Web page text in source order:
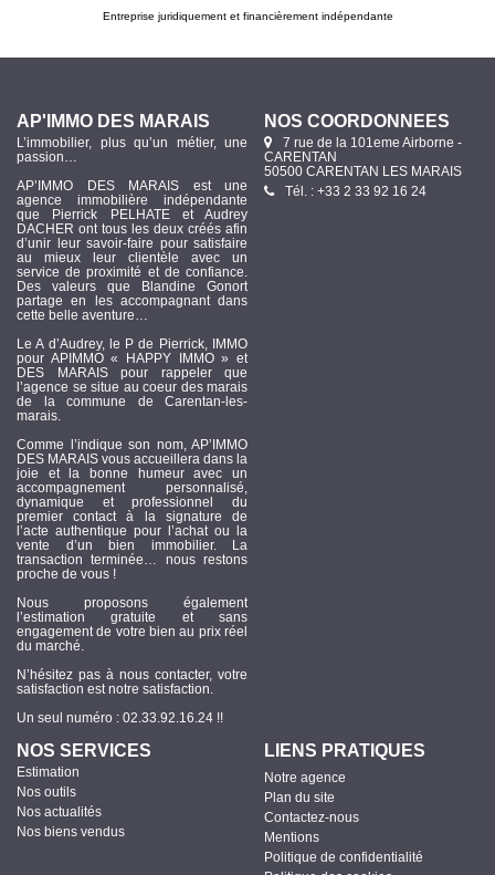
Entreprise juridiquement et financièrement indépendante
AP'IMMO DES MARAIS
L’immobilier, plus qu’un métier, une
passion…
AP’IMMO DES MARAIS est une
agence immobilière indépendante
que Pierrick PELHATE et Audrey
DACHER ont tous les deux créés afin
d’unir leur savoir-faire pour satisfaire
au mieux leur clientèle avec un
service de proximité et de confiance.
Des valeurs que Blandine Gonort
partage en les accompagnant dans
cette belle aventure…
Le A d’Audrey, le P de Pierrick, IMMO
pour APIMMO « HAPPY IMMO » et
DES MARAIS pour rappeler que
l’agence se situe au coeur des marais
de la commune de Carentan-les-
marais.
Comme l’indique son nom, AP’IMMO
DES MARAIS vous accueillera dans la
joie et la bonne humeur avec un
accompagnement personnalisé,
dynamique et professionnel du
premier contact à la signature de
l’acte authentique pour l’achat ou la
vente d’un bien immobilier. La
transaction terminée… nous restons
proche de vous !
Nous proposons également
l’estimation gratuite et sans
engagement de votre bien au prix réel
du marché.
N’hésitez pas à nous contacter, votre
satisfaction est notre satisfaction.
Un seul numéro : 02.33.92.16.24 !!
NOS COORDONNÉES
7 rue de la 101eme Airborne -
CARENTAN
50500 CARENTAN LES MARAIS
Tél. : +33 2 33 92 16 24
NOS SERVICES
Estimation
Nos outils
Nos actualités
Nos biens vendus
LIENS PRATIQUES
Notre agence
Plan du site
Contactez-nous
Mentions
Politique de confidentialité